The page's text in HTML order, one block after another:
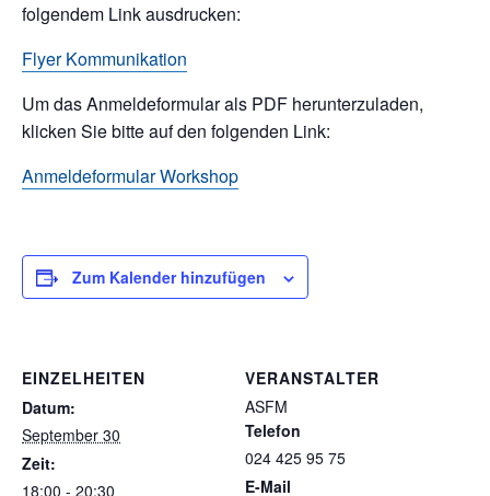
folgendem Link ausdrucken:
Flyer Kommunikation
Um das Anmeldeformular als PDF herunterzuladen,
klicken Sie bitte auf den folgenden Link:
Anmeldeformular Workshop
Zum Kalender hinzufügen
EINZELHEITEN
Datum:
September 30
Zeit:
18:00 - 20:30
VERANSTALTER
ASFM
Telefon
024 425 95 75
E-Mail